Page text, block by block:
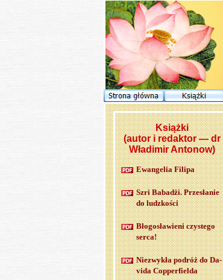
Książki
(autor i redaktor — dr
Władimir Antonow)
Ewan­ge­lia Fi­li­pa
Szri Ba­ba­dżi. Prze­sła­nie
do ludz­ko­ści
Bło­go­sła­wie­ni czy­ste­go
serca!
Nie­zwy­kła po­dróż do Da­
vi­da Cop­per­fiel­da